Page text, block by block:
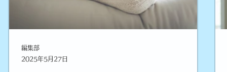
編集部
2025年5月27日